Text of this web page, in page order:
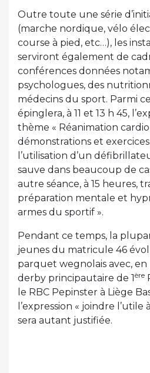
Outre toute une série
(marche nordique, vélo
course à pied, etc…), les
serviront également de
conférences données
psychologues, des
médecins du sport. Parmi
épinglera, à 11 et 13 h 45,
thème « Réanimation
démonstrations et
l’utilisation d’un
sauve dans beaucoup de
autre séance, à 15 heures,
préparation mentale et
armes du sportif ».
Pendant ce temps, la
jeunes du matricule 46
parquet wegnolais avec, en
derby principautaire de 1 ère
le RBC Pepinster à Liège
l’expression « joindre l’utile
sera autant justifiée.